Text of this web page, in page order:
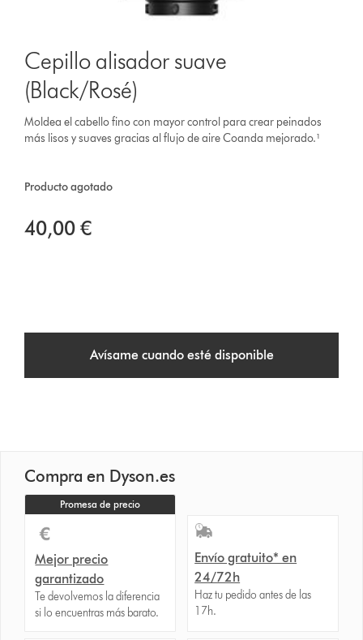
Cepillo alisador suave
(Black/Rosé)
Moldea el cabello fino con mayor control para crear peinados
más lisos y suaves gracias al flujo de aire Coanda mejorado.¹
Producto agotado
40,00 €
Avísame cuando esté disponible
Compra en Dyson.es
Promesa de precio
Mejor precio
garantizado
Te devolvemos la diferencia
si lo encuentras más barato.
Envío gratuito* en
24/72h
Haz tu pedido antes de las
17h.